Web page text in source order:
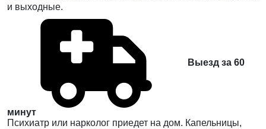
и выходные.
Выезд за 60
минут
Психиатр или нарколог приедет на дом. Капельницы,